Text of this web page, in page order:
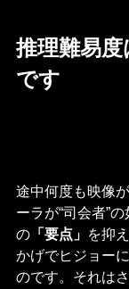
推理難易
です
途中何度も映像
ーラが“司会者”
の 「要点」 を抑
かげでヒジョー
のです。それは